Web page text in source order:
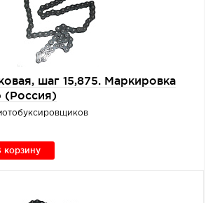
шаг 15,875. Маркировка
(Россия)
корзину